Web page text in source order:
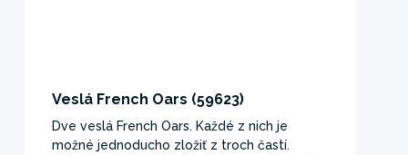
Veslá French Oars (59623)
Dve veslá French Oars. Každé z nich je
možné jednoducho zložiť z troch častí.